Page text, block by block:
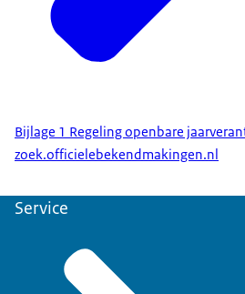
Bijlage 1 Regeling openbare
zoek.officielebekendmakingen.nl
Service